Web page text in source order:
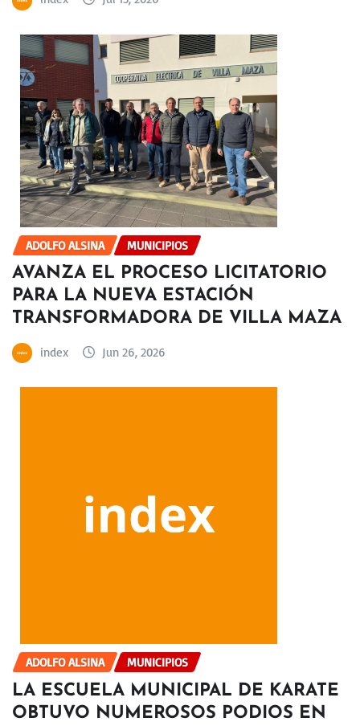
ADOLFO ALSINA MUNICIPIOS
AVANZA EL PROCESO LICITATORIO
PARA LA NUEVA ESTACIÓN
TRANSFORMADORA DE VILLA MAZA
index Jun 26, 2026
ADOLFO ALSINA MUNICIPIOS
LA ESCUELA MUNICIPAL DE KARATE
OBTUVO NUMEROSOS PODIOS EN